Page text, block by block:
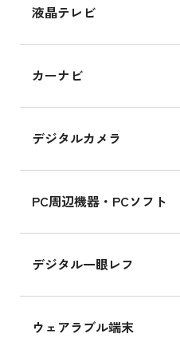
液晶テレビ
カーナビ
デジタルカメラ
PC周辺機器・PCソフト
デジタル一眼レフ
ウェアラブル端末
iPhone 15 128GB
MK2K3J/Aの新品